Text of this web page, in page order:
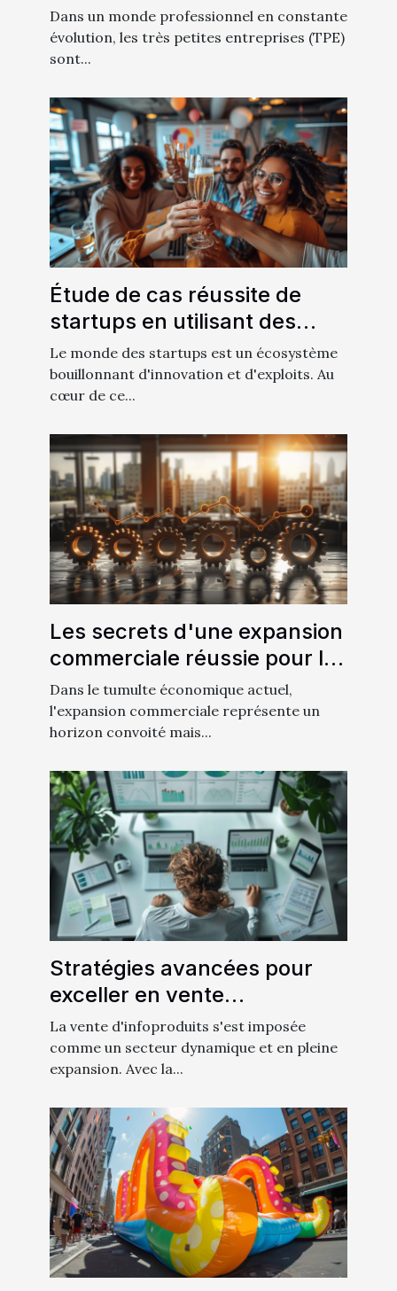
utilisation optimale
Dans un monde professionnel en constante
évolution, les très petites entreprises (TPE)
sont...
Étude de cas réussite de
startups en utilisant des
tactiques de growth hacking
Le monde des startups est un écosystème
bouillonnant d'innovation et d'exploits. Au
cœur de ce...
Les secrets d'une expansion
commerciale réussie pour les
entreprises en croissance
Dans le tumulte économique actuel,
l'expansion commerciale représente un
horizon convoité mais...
Stratégies avancées pour
exceller en vente
d'infoproduits
La vente d'infoproduits s'est imposée
comme un secteur dynamique et en pleine
expansion. Avec la...